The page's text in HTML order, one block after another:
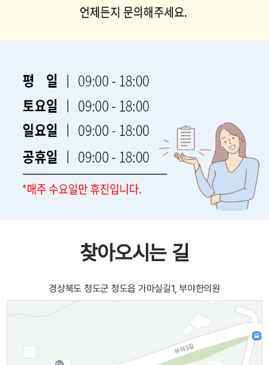
찾아오시는 길
경상북도 청도군 청도읍 가마실길1, 부야한의원